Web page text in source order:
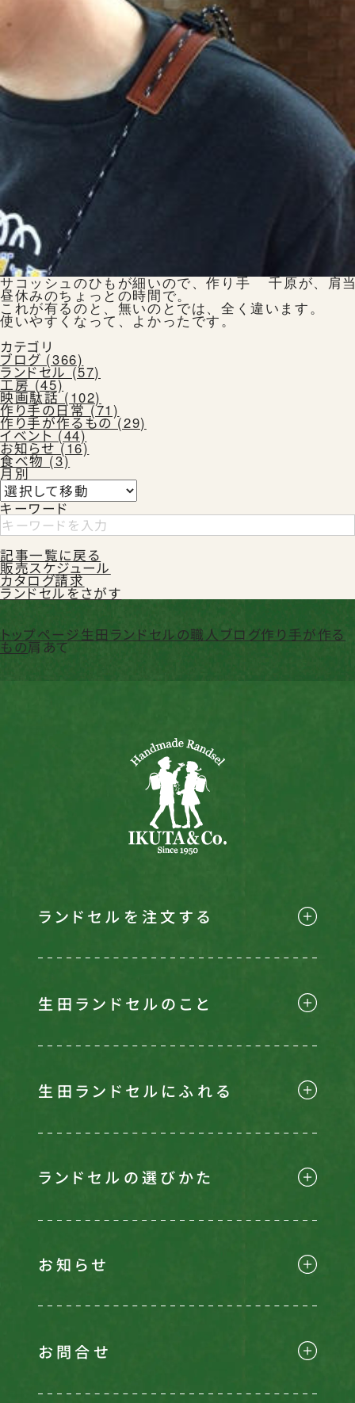
ランドセルの選びかた
お問合せ
公式SNS
サコッシュのひもが細いので、作り手  千原が、肩
昼休みのちょっとの時間で。
これが有るのと、無いのとでは、全く違います。
カテゴリ
ブログ (366)
ランドセル (57)
工房 (45)
映画駄話 (102)
作り手の日常 (71)
作り手が作るもの (29)
イベント (44)
お知らせ (16)
食べ物 (3)
月別
キーワード
記事一覧に戻る
販売スケジュール
カタログ請求
ランドセルをさがす
トップページ 生田ランドセルの職人ブログ作り手が作る
もの肩あて
ランドセルを注文する
生田ランドセルのこと
生田ランドセルにふれる
ランドセルの選びかた
お知らせ
お問合せ